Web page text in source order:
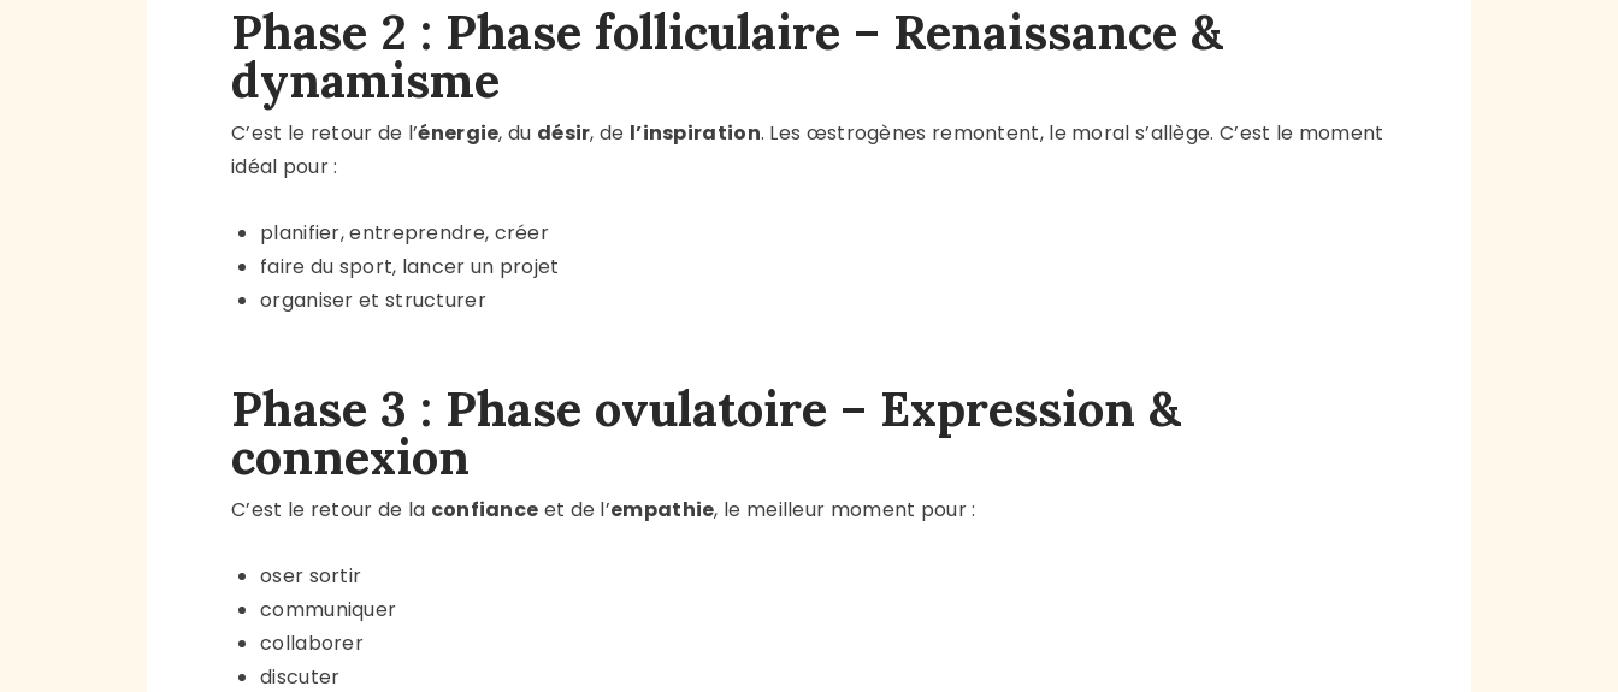
Phase 2 : Phase folliculaire – Renaissance &
dynamisme
C’est le retour de l’énergie, du désir, de l’inspiration. Les œstrogènes remontent, le moral s’allège. C’est le moment
idéal pour :
planifier, entreprendre, créer
faire du sport, lancer un projet
organiser et structurer
Phase 3 : Phase ovulatoire – Expression &
connexion
C’est le retour de la confiance et de l’empathie, le meilleur moment pour :
oser sortir
communiquer
collaborer
discuter